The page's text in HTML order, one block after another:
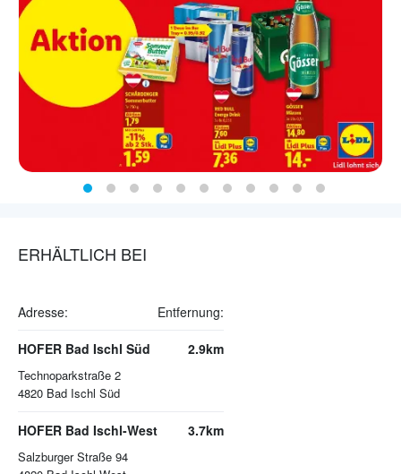
ERHÄLTLICH BEI
Adresse: Entfernung:
HOFER Bad Ischl Süd
Technoparkstraße 2
4820 Bad Ischl Süd
2.9km
HOFER Bad Ischl-West
Salzburger Straße 94
3.7km